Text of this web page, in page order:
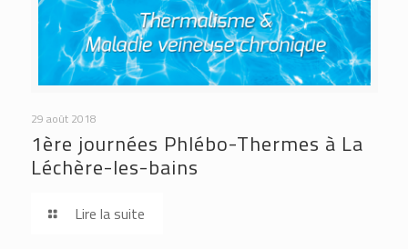
29 août 2018
1ère journées Phlébo-Thermes à La
Léchère-les-bains
Lire la suite